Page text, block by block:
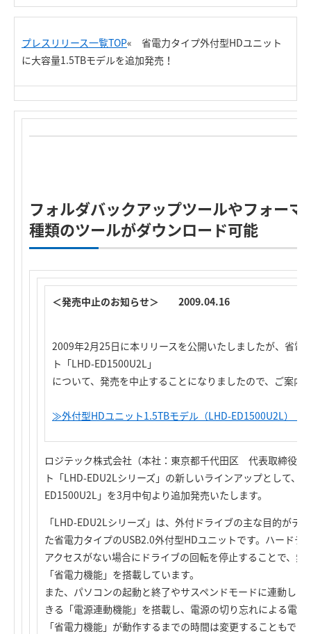
プレスリリース一覧TOP« 省電力タイプ外付型HDユニット
に大容量1.5TBモデルを追加発売！
フォルダバックアップツールやフォー
種類のツールがダウンロード可能
＜発売中止のお知らせ＞ 2009.04.16
2009年2月25日に本リリースを公開いたしましたが、省電
ト「LHD-ED1500U2L」
について、発売を中止することになりましたので、ご案内
≫外付型HDユニット1.5TBモデル（LHD-ED1500U2L）
ロジテック株式会社（本社：東京都千代田区 代表取締役社
ト「LHD-EDU2Lシリーズ」の新しいラインアップとして、
ED1500U2L」を3月中旬より追加発売いたします。
「LHD-EDU2Lシリーズ」は、外付ドライブの主な目的がデ
た省電力タイプのUSB2.0外付型HDユニットです。ハードデ
アクセスがない場合にドライブの回転を停止することで、
「省電力機能」を搭載しています。
また、パソコンの起動と終了やサスペンドモードに連動し
きる「電源連動機能」を搭載し、電源の切り忘れによる電力
「省電力機能」が動作するまでの時間は変更することもで